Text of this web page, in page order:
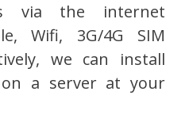
via the internet
Wifi, 3G/4G SIM
we can install
a server at your